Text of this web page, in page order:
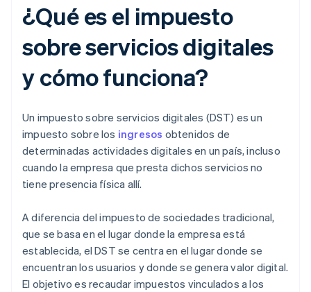
¿Qué es el impuesto
sobre servicios digitales
y cómo funciona?
Un impuesto sobre servicios digitales (DST) es un
impuesto sobre los ingresos obtenidos de
determinadas actividades digitales en un país, incluso
cuando la empresa que presta dichos servicios no
tiene presencia física allí.
A diferencia del impuesto de sociedades tradicional,
que se basa en el lugar donde la empresa está
establecida, el DST se centra en el lugar donde se
encuentran los usuarios y donde se genera valor digital.
El objetivo es recaudar impuestos vinculados a los